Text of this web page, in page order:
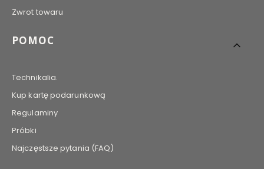
Zwrot towaru
POMOC
Technikalia.
Kup kartę podarunkową
Regulaminy
Próbki
Najczęstsze pytania (FAQ)